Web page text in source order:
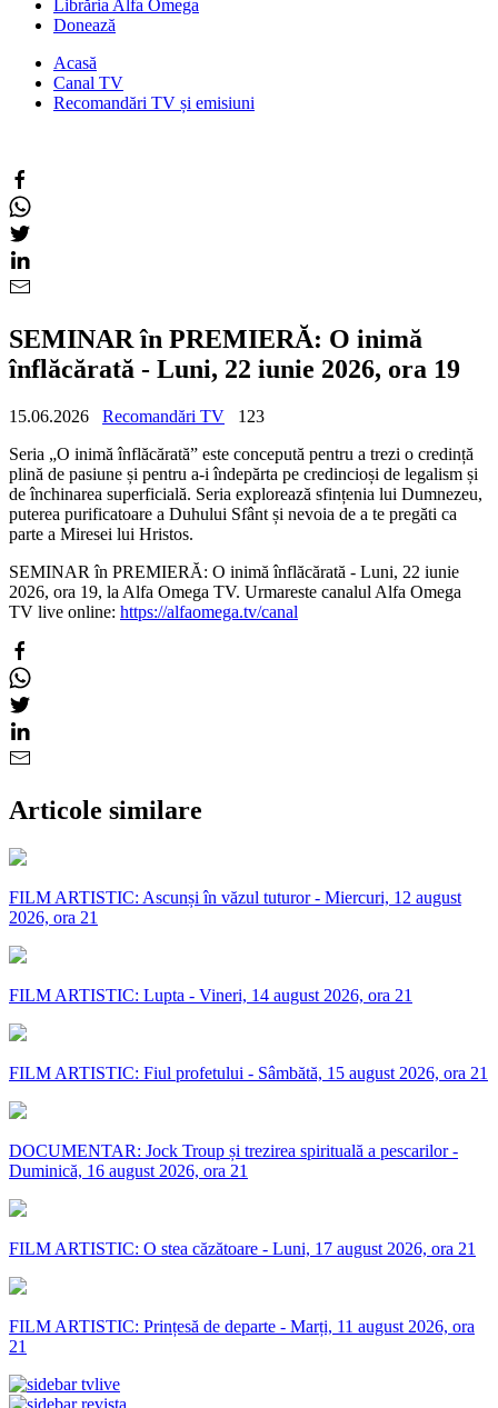
Librăria Alfa Omega
Donează
Acasă
Canal TV
Recomandări TV și emisiuni
SEMINAR în PREMIERĂ: O inimă
înflăcărată - Luni, 22 iunie 2026, ora 19
15.06.2026 Recomandări TV
123
Seria „O inimă înflăcărată” este concepută pentru a trezi o credință
plină de pasiune și pentru a-i îndepărta pe credincioși de legalism și
de închinarea superficială. Seria explorează sfințenia lui Dumnezeu,
puterea purificatoare a Duhului Sfânt și nevoia de a te pregăti ca
parte a Miresei lui Hristos.
SEMINAR în PREMIERĂ: O inimă înflăcărată - Luni, 22 iunie
2026, ora 19, la Alfa Omega TV. Urmareste canalul Alfa Omega
TV live online: https://alfaomega.tv/canal
Articole similare
FILM ARTISTIC: Ascunși în văzul tuturor - Miercuri, 12 august
2026, ora 21
FILM ARTISTIC: Lupta - Vineri, 14 august 2026, ora 21
FILM ARTISTIC: Fiul profetului - Sâmbătă, 15 august 2026, ora 21
DOCUMENTAR: Jock Troup și trezirea spirituală a pescarilor -
Duminică, 16 august 2026, ora 21
FILM ARTISTIC: O stea căzătoare - Luni, 17 august 2026, ora 21
FILM ARTISTIC: Prințesă de departe - Marți, 11 august 2026, ora
21